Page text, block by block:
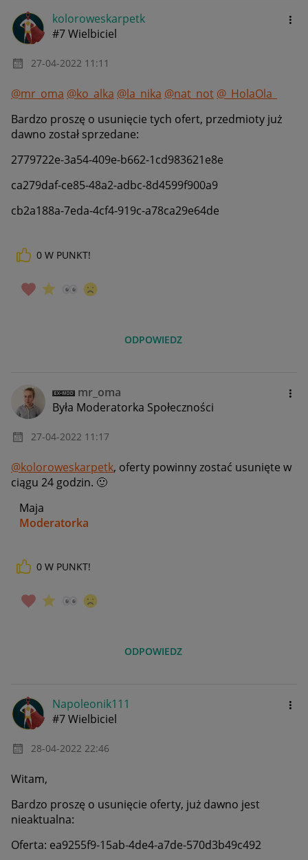
koloroweskarpetk
#7 Wielbiciel
‎27-04-2022 11:11
@mr_oma @ko_alka @la_nika @nat_not @_HolaOla_
Bardzo proszę o usunięcie tych ofert, przedmioty już
dawno został sprzedane:
2779722e-3a54-409e-b662-1cd983621e8e
ca279daf-ce85-48a2-adbc-8d4599f900a9
cb2a188a-7eda-4cf4-919c-a78ca29e64de
0 W PUNKT!
ODPOWIEDZ
mr_oma
Była Moderatorka Społeczności
‎27-04-2022 11:17
@koloroweskarpetk, oferty powinny zostać usunięte w
ciągu 24 godzin. 🙂
Maja
Moderatorka
_____________
0 W PUNKT!
ODPOWIEDZ
Napoleonik111
#7 Wielbiciel
‎28-04-2022 22:46
Witam,
Bardzo proszę o usunięcie oferty, już dawno jest
nieaktualna:
Oferta: ea9255f9-15ab-4de4-a7de-570d3b49c492